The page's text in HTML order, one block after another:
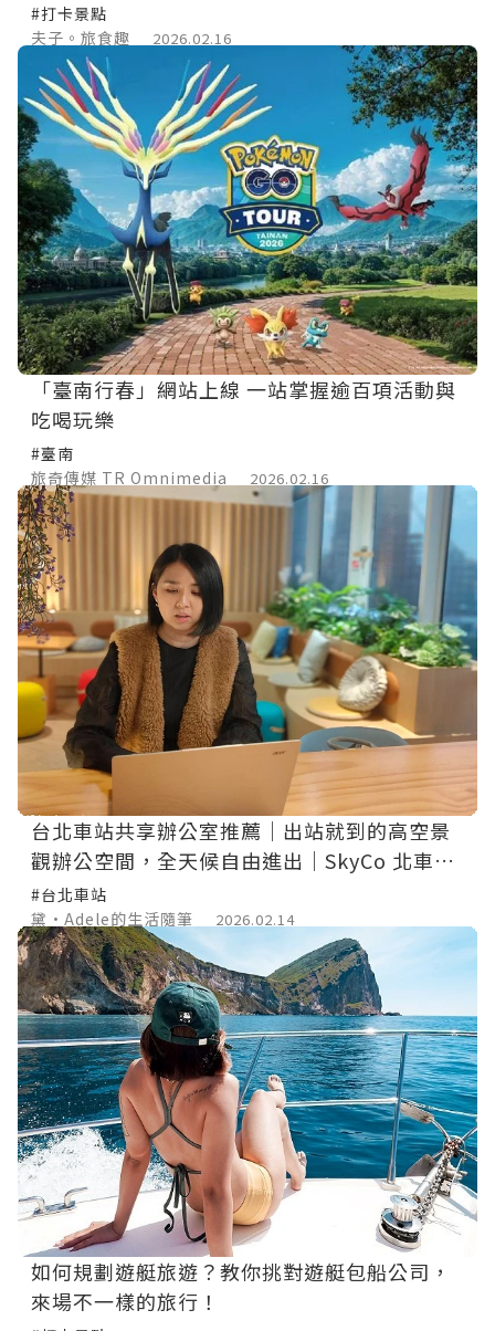
#打卡景點
夫子。旅食趣
2026.02.16
「臺南行春」網站上線 一站掌握逾百項活動與
吃喝玩樂
#臺南
旅奇傳媒 TR Omnimedia
2026.02.16
台北車站共享辦公室推薦｜出站就到的高空景
觀辦公空間，全天候自由進出｜SkyCo 北車站
前館
#台北車站
黛•Adele的生活隨筆
2026.02.14
如何規劃遊艇旅遊？教你挑對遊艇包船公司，
來場不一樣的旅行！